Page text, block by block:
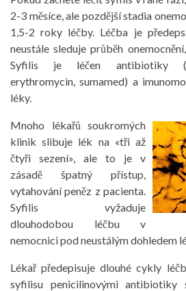
2-3 měsíce, ale pozdější stadia
1,5-2 roky léčby. Léčba je
neustále sleduje průběh
Syfilis je léčen antibiotiky
erythromycin, sumamed) a
léky.
Mnoho lékařů soukromých
klinik slibuje lék na «tři až
čtyři sezení», ale to je v
zásadě špatný přístup,
vytahování peněz z pacienta.
Syfilis vyžaduje
dlouhodobou léčbu v
nemocnici pod neustálým dohledem
Lékař předepisuje dlouhé cykly
syfilisu penicilinovými antibiotiky